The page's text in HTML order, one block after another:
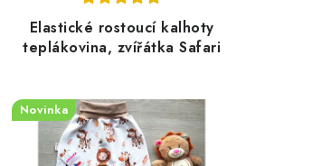
Elastické rostoucí kalhoty
teplákovina, zvířátka Safari
Novinka